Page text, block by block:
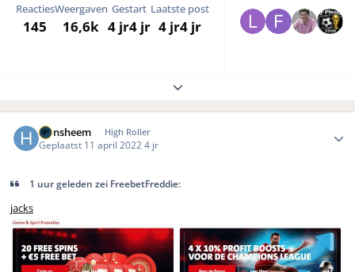
Reacties
145
Weergaven
16,6k
Gestart
4 jr4 jr
Laatste post
4 jr4 jr
Expand topic overview
Hansheem High Roller
Geplaatst 11 april 20224 jr
1 uur geleden zei FreebetFreddie:
jacks